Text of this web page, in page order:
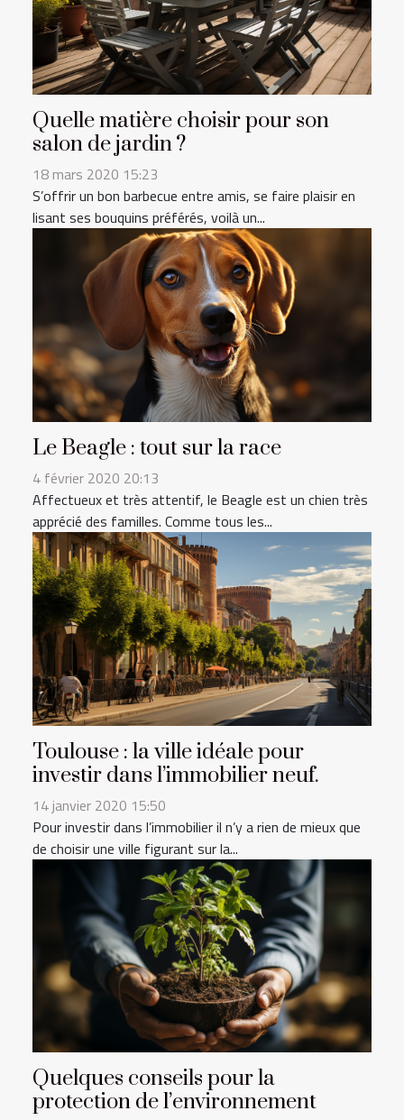
Quelle matière choisir pour son
salon de jardin ?
18 mars 2020 15:23
S’offrir un bon barbecue entre amis, se faire plaisir en
lisant ses bouquins préférés, voilà un...
Le Beagle : tout sur la race
4 février 2020 20:13
Affectueux et très attentif, le Beagle est un chien très
apprécié des familles. Comme tous les...
Toulouse : la ville idéale pour
investir dans l’immobilier neuf.
14 janvier 2020 15:50
Pour investir dans l’immobilier il n’y a rien de mieux que
de choisir une ville figurant sur la...
Quelques conseils pour la
protection de l’environnement